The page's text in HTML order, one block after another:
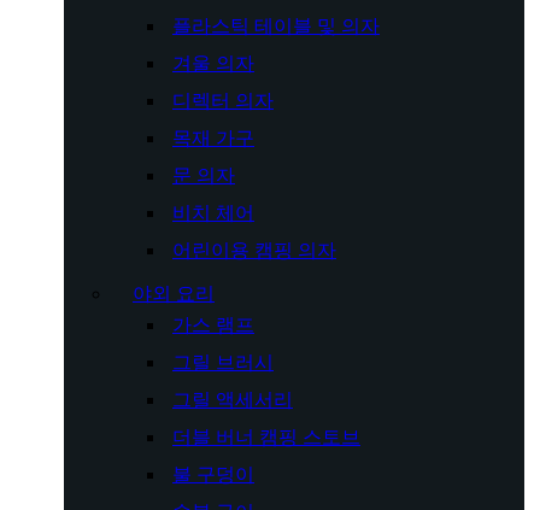
플라스틱 테이블 및 의자
겨울 의자
디렉터 의자
목재 가구
문 의자
비치 체어
어린이용 캠핑 의자
야외 요리
가스 램프
그릴 브러시
그릴 액세서리
더블 버너 캠핑 스토브
불 구덩이